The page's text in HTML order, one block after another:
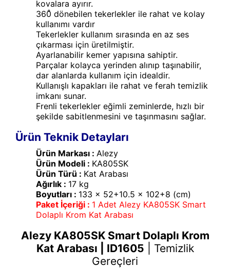
kovalara ayırır.
360̊ dönebilen tekerlekler ile rahat ve kolay
kullanımı vardır
Tekerlekler kullanım sırasında en az ses
çıkarması için üretilmiştir.
Ayarlanabilir kemer yapısına sahiptir.
Parçalar kolayca yerinden alınıp taşınabilir,
dar alanlarda kullanım için idealdir.
Kullanışlı kapakları ile rahat ve ferah temizlik
imkanı sunar.
Frenli tekerlekler eğimli zeminlerde, hızlı bir
şekilde sabitlenmesini ve taşınmasını sağlar.
Ürün Teknik Detayları
Ürün Markası : Alezy
Ürün Modeli : KA805SK
Ürün Türü : Kat Arabası
Ağırlık : 17 kg
Boyutları : 133 x 52+10.5 x 102+8 (cm)
Paket İçeriği : 1 Adet Alezy KA805SK Smart
Dolaplı Krom Kat Arabası
Alezy KA805SK Smart Dolaplı Krom
Kat Arabası | ID1605
Temizlik
Gereçleri